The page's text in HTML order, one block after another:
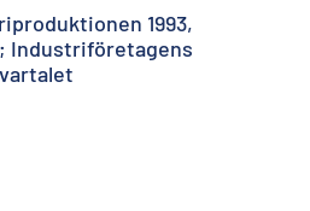
1993,
; Industriföretagens